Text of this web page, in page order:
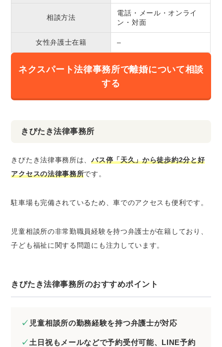
相談方法
電話・メール・オンライ
ン・対面
女性弁護士在籍 –
ネクスパート法律事務所で離婚について相談
する
きびたき法律事務所
きびたき法律事務所は、バス停「天久」から徒歩約2分と好
アクセスの法律事務所です。
駐車場も完備されているため、車でのアクセスも便利です。
児童相談所の非常勤職員経験を持つ弁護士が在籍しており、
子ども福祉に関する問題にも注力しています。
きびたき法律事務所のおすすめポイント
児童相談所の勤務経験を持つ弁護士が対応
土日祝もメールなどで予約受付可能、LINE予約